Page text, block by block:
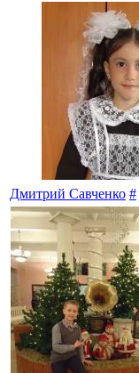
Дмитрий Савченко #